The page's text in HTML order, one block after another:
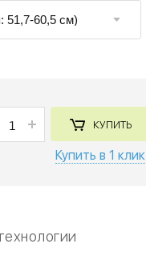
КУПИТЬ
Купить в 1 клик